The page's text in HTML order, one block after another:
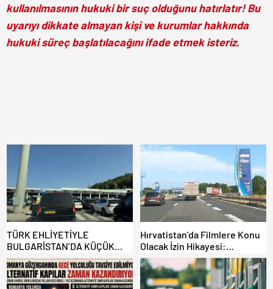
kullanılmasının hukuki bir suç olduğunu hatırlatır! Bu
uyarıyı dikkate almayan kişi ve kurumlar hakkında
hukuki süreç başlatılacağını ifade etmek isteriz.
TÜRK EHLİYETİYLE
BULGARİSTAN’DA KÜÇÜK
HATA, ARACINA 6 AY EL
KONULMASINA YOL AÇTI
Hırvatistan’da Filmlere Konu
Olacak İzin Hikayesi:
Benzinlikte Eşini Unuttu!